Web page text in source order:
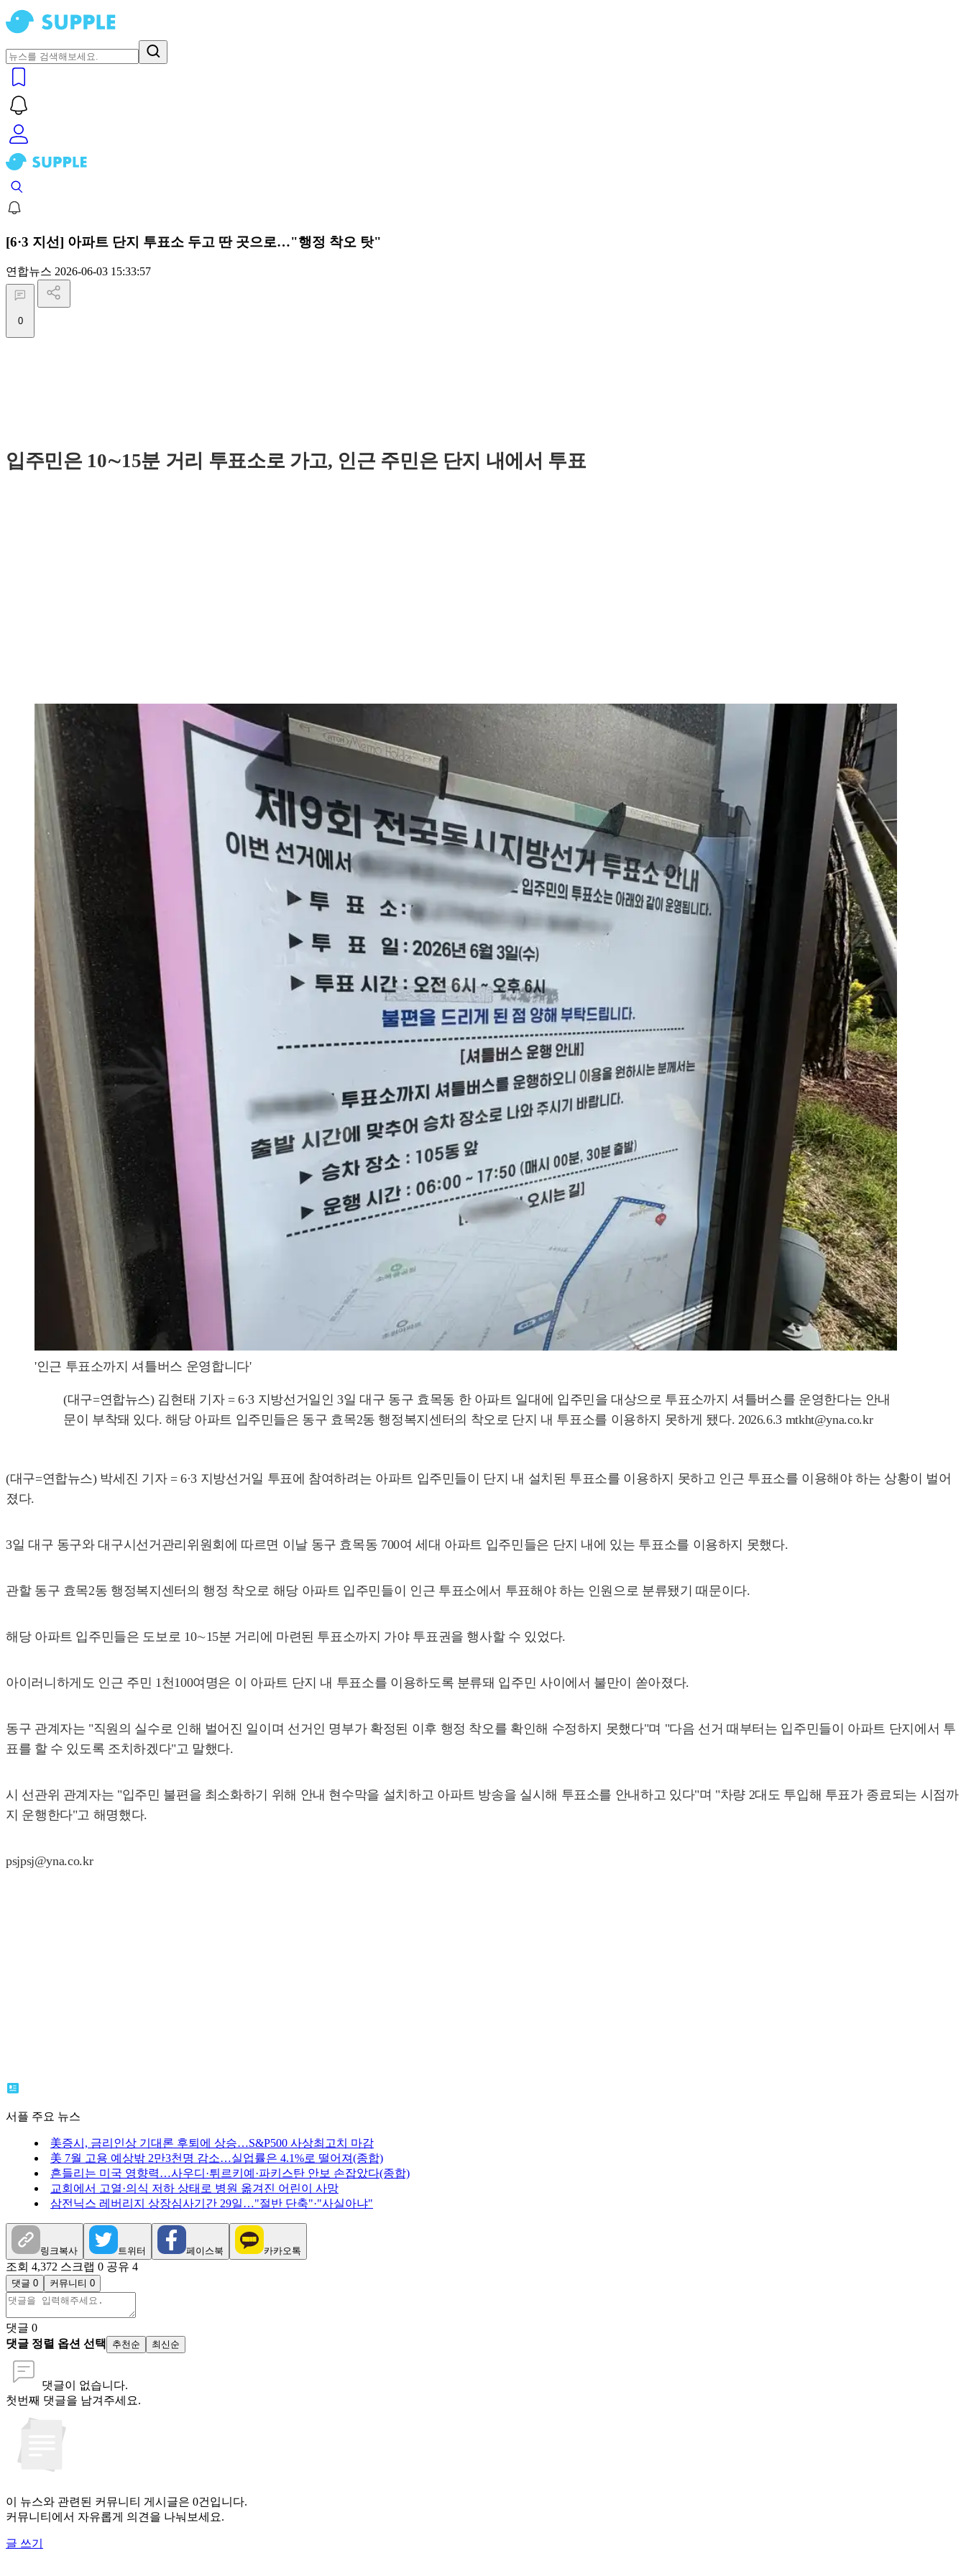
[6·3 지선] 아파트 단지 투표소 두고 딴 곳으로…"행정 착오 탓"
연합뉴스 2026-06-03 15:33:57
0
입주민은 10∼15분 거리 투표소로 가고, 인근 주민은 단지 내에서 투표
'인근 투표소까지 셔틀버스 운영합니다'
(대구=연합뉴스) 김현태 기자 = 6·3 지방선거일인 3일 대구 동구 효목동 한 아파트 일대에 입주민을 대상으로 투표소까지 셔틀버스를 운영한다는 안내
문이 부착돼 있다. 해당 아파트 입주민들은 동구 효목2동 행정복지센터의 착오로 단지 내 투표소를 이용하지 못하게 됐다. 2026.6.3 mtkht@yna.co.kr
(대구=연합뉴스) 박세진 기자 = 6·3 지방선거일 투표에 참여하려는 아파트 입주민들이 단지 내 설치된 투표소를 이용하지 못하고 인근 투표소를 이용해야 하는 상황이 벌어
졌다.
3일 대구 동구와 대구시선거관리위원회에 따르면 이날 동구 효목동 700여 세대 아파트 입주민들은 단지 내에 있는 투표소를 이용하지 못했다.
관할 동구 효목2동 행정복지센터의 행정 착오로 해당 아파트 입주민들이 인근 투표소에서 투표해야 하는 인원으로 분류됐기 때문이다.
해당 아파트 입주민들은 도보로 10∼15분 거리에 마련된 투표소까지 가야 투표권을 행사할 수 있었다.
아이러니하게도 인근 주민 1천100여명은 이 아파트 단지 내 투표소를 이용하도록 분류돼 입주민 사이에서 불만이 쏟아졌다.
동구 관계자는 "직원의 실수로 인해 벌어진 일이며 선거인 명부가 확정된 이후 행정 착오를 확인해 수정하지 못했다"며 "다음 선거 때부터는 입주민들이 아파트 단지에서 투
표를 할 수 있도록 조치하겠다"고 말했다.
시 선관위 관계자는 "입주민 불편을 최소화하기 위해 안내 현수막을 설치하고 아파트 방송을 실시해 투표소를 안내하고 있다"며 "차량 2대도 투입해 투표가 종료되는 시점까
지 운행한다"고 해명했다.
psjpsj@yna.co.kr
서플 주요 뉴스
美증시, 금리인상 기대론 후퇴에 상승…S&P500 사상최고치 마감
美 7월 고용 예상밖 2만3천명 감소…실업률은 4.1%로 떨어져(종합)
흔들리는 미국 영향력…사우디·튀르키예·파키스탄 안보 손잡았다(종합)
교회에서 고열·의식 저하 상태로 병원 옮겨진 어린이 사망
삼전닉스 레버리지 상장심사기간 29일…"절반 단축"·"사실아냐"
링크복사 트위터 페이스북 카카오톡
조회 4,372 스크랩 0 공유 4
댓글 0 커뮤니티 0
댓글 0
댓글 정렬 옵션 선택
추천순 최신순
댓글이 없습니다.
첫번째 댓글을 남겨주세요.
이 뉴스와 관련된 커뮤니티 게시글은 0건입니다.
커뮤니티에서 자유롭게 의견을 나눠보세요.
글 쓰기